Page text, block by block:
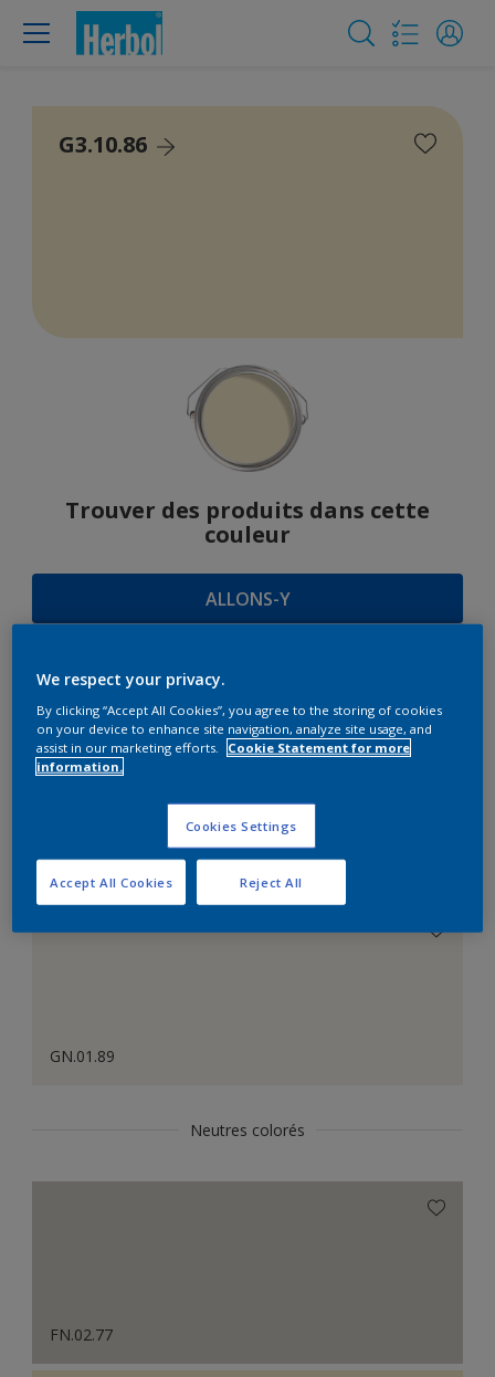
G3.10.86
Trouver des produits dans cette
couleur
ALLONS-Y
SUGGESTIONS
D'HARMONIES
Le Blanc Parfait
GN.01.89
Neutres colorés
FN.02.77
We respect your privacy.
By clicking “Accept All Cookies”, you agree to the storing of cookies
on your device to enhance site navigation, analyze site usage, and
assist in our marketing efforts.
Cookie Statement for more
information.
Cookies Settings
Reject All
Accept All Cookies